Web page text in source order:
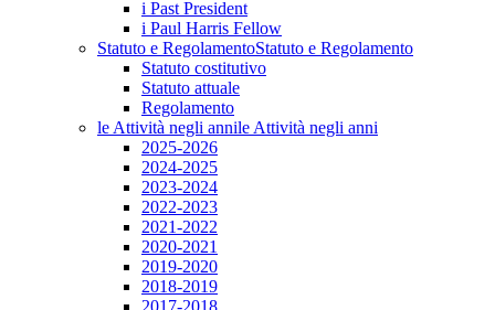
i Past President
i Paul Harris Fellow
Statuto e RegolamentoStatuto e Regolamento
Statuto costitutivo
Statuto attuale
Regolamento
le Attività negli annile Attività negli anni
2025-2026
2024-2025
2023-2024
2022-2023
2021-2022
2020-2021
2019-2020
2018-2019